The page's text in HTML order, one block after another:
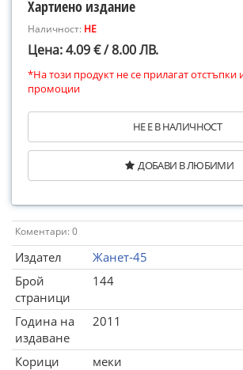
Хартиено издание
Наличност: НЕ
Цена: 4.09 € / 8.00 ЛВ.
*На този продукт не се прилагат отстъпки
промоции
НЕ Е В НАЛИЧНОСТ
ДОБАВИ В ЛЮБИМИ
Коментари: 0
Издател
Жанет-45
Брой
страници
144
Година на
издаване
2011
Корици
меки